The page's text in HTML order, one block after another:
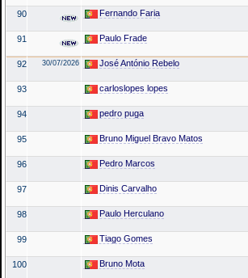
90 Fernando Faria
91 Paulo Frade
92 30/07/2026 José António Rebelo
93 carloslopes lopes
94 pedro puga
95 Bruno Miguel Bravo Matos
96 Pedro Marcos
97 Dinis Carvalho
98 Paulo Herculano
99 Tiago Gomes
100 Bruno Mota